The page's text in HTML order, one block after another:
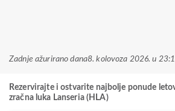
Zadnje ažurirano dana8. kolovoza 2026. u
Rezervirajte i ostvarite najbolje ponude
zračna luka Lanseria (HLA)